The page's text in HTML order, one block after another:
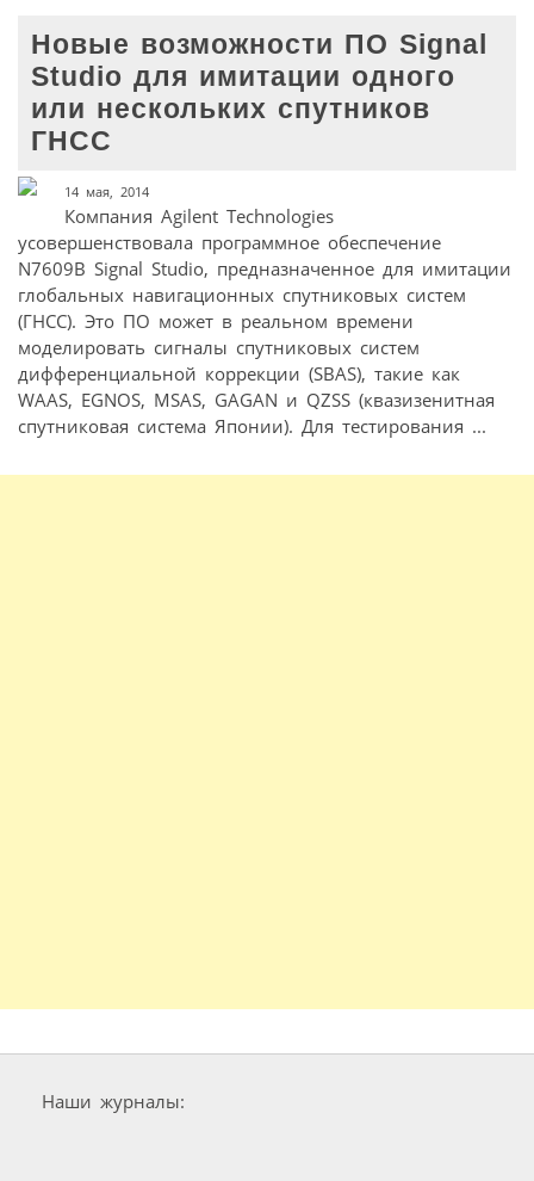
Новые возможности ПО Signal
Studio для имитации одного
или нескольких спутников
ГНСС
14 мая, 2014
Компания Agilent Technologies
усовершенствовала программное обеспечение
N7609B Signal Studio, предназначенное для имитации
глобальных навигационных спутниковых систем
(ГНСС). Это ПО может в реальном времени
моделировать сигналы спутниковых систем
дифференциальной коррекции (SBAS), такие как
WAAS, EGNOS, MSAS, GAGAN и QZSS (квазизенитная
спутниковая система Японии). Для тестирования ...
Наши журналы: